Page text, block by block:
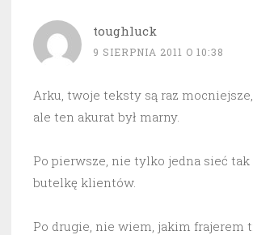
toughluck
9 SIERPNIA 2011 O 10:38
Arku, twoje teksty są raz mocniejsze,
ale ten akurat był marny.
Po pierwsze, nie tylko jedna sieć
butelkę klientów.
Po drugie, nie wiem, jakim frajerem